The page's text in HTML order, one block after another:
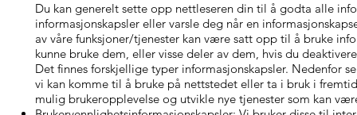
Du kan generelt sette opp nettleseren din til å godta alle
informasjonskapsler eller varsle deg når en
av våre funksjoner/tjenester kan være satt opp til å bruke
kunne bruke dem, eller visse deler av dem, hvis du
Det finnes forskjellige typer informasjonskapsler. Nedenfor
vi kan komme til å bruke på nettstedet eller ta i bruk i
mulig brukeropplevelse og utvikle nye tjenester som kan